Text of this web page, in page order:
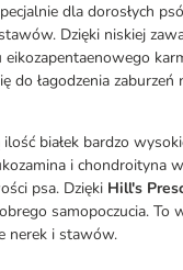
dla dorosłych
Dzięki niskiej
łagodzenia
białek bardzo
i chondroityna
psa. Dzięki Hill's
samopoczucia. To
nerek i stawów.